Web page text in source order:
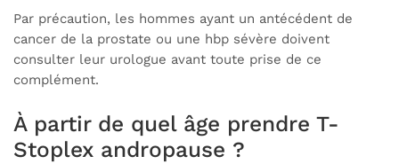
Par précaution, les hommes ayant un antécédent de
cancer de la prostate ou une hbp sévère doivent
consulter leur urologue avant toute prise de ce
complément.
À partir de quel âge prendre T-
Stoplex andropause ?